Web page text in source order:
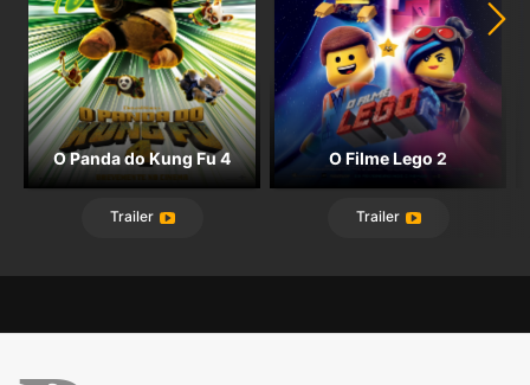
O Panda do Kung Fu 4
Trailer
O Filme Lego 2
Trailer